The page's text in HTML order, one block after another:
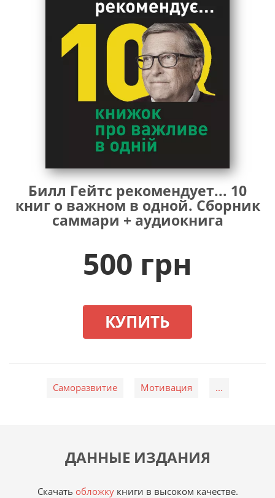
Билл Гейтс рекомендует... 10
книг о важном в одной. Сборник
саммари + аудиокнига
500 грн
КУПИТЬ
Саморазвитие Мотивация ...
ДАННЫЕ ИЗДАНИЯ
Скачать обложкукниги в высоком качестве.